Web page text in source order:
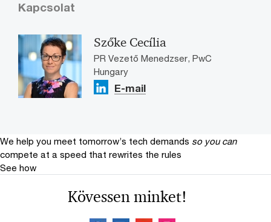
Kapcsolat
Szőke Cecília
PR Vezető Menedzser, PwC
Hungary
E-mail
We help you meet tomorrow’s tech demands so you can
compete at a speed that rewrites the rules
See how
Kövessen minket!